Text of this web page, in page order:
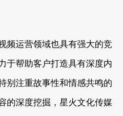
频运营领域也具有强大的竞
于帮助客户打造具有深度内
别注重故事性和情感共鸣的
的深度挖掘，星火文化传媒